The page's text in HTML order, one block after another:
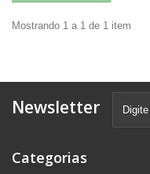
Mostrando 1 a 1 de 1 item
Newsletter
Categorias